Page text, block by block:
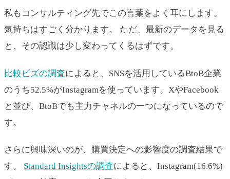
私もコンサルティング先でこの言葉をよく耳にします。
気持ちはすごく分かります。 ただ、最新のデータを見る
と、その認識は少し変わってくるはずです。
比較ビズの調査によると、SNSを活用しているBtoB企業
のうち52.5%がInstagramを使っています。XやFacebook
と並び、BtoBでも主力チャネルの一つになっているので
す。
さらに興味深いのが、購買決定への影響度の調査結果で
す。 Standard Insightsの調査によると、Instagram(16.6%)